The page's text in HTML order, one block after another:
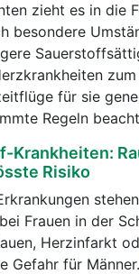
zieht es in die
besondere
für sie
Regeln
Krankheiten:
Risiko
Frauen in der
Herzinfarkt
Gefahr für Männer.